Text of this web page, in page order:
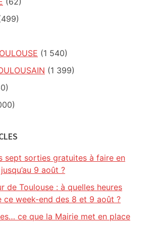
(1 540)
(1 399)
sept sorties gratuites à faire en
9 août ?
de Toulouse : à quelles heures
ce week-end des 8 et 9 août ?
ce que la Mairie met en place